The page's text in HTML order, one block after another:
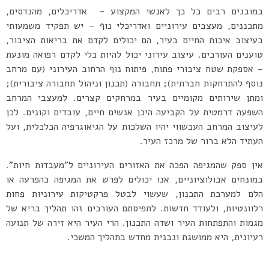
במובנים רבים כל כך לאנשי המקצוע – אדריכלים, מהנדסים,
מתכננים, מעצבים עירוניים ואדריכלי נוף – יש תפקיד משמעותי
בעיצוב איכות החיים בעיר, הם יכולים לקדם את בריאות הציבור,
טוענים העורכים. עיצוב עירוני יכול להיות כלי לקדם רפואה מונעת
– אספקת שטח ציבורי פתוח, פיתוח נוף הרחוב העירוני (עם מרחב
נוסף להתרחקות חברתית); תחבורה (תכנון וניהול תחבורה ציבורית);
ומתן שירותים מקומיים בעיר במרחקים קצרים. למעצבי המרחב
השפעה דרמטית על הקביעה היכן אנשים חיים, עובדים וקונים. לכן
לעיצוב המרחב העכשווי יהיו השלכות על הגיאוגרפיה הכלכלית, ועל
העתיד הלא ברור של מרכז העיר.
אין ספק שהמגיפה הפכה את האזורים העירוניים ל”מעבדות חיות”.
במונחים אבולוציוניים, אנו יכולים לפרש את המגיפה כהפרעה או
הלם למערכת התכנון, שעשוי לבטל פרקטיקות עירוניות פחות
רלוונטיות, ולעודד חדשות. לתפיסתם העורכים זהו תהליך בריא של
מגמות והתפתחות העיר ושדה התכנון. הרי העיר היא זירה של תנועה
רעיונית, היא ממושגת ונבנית מחדש בתהליך המשכי.